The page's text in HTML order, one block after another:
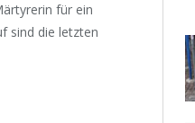
für ein
sind die letzten